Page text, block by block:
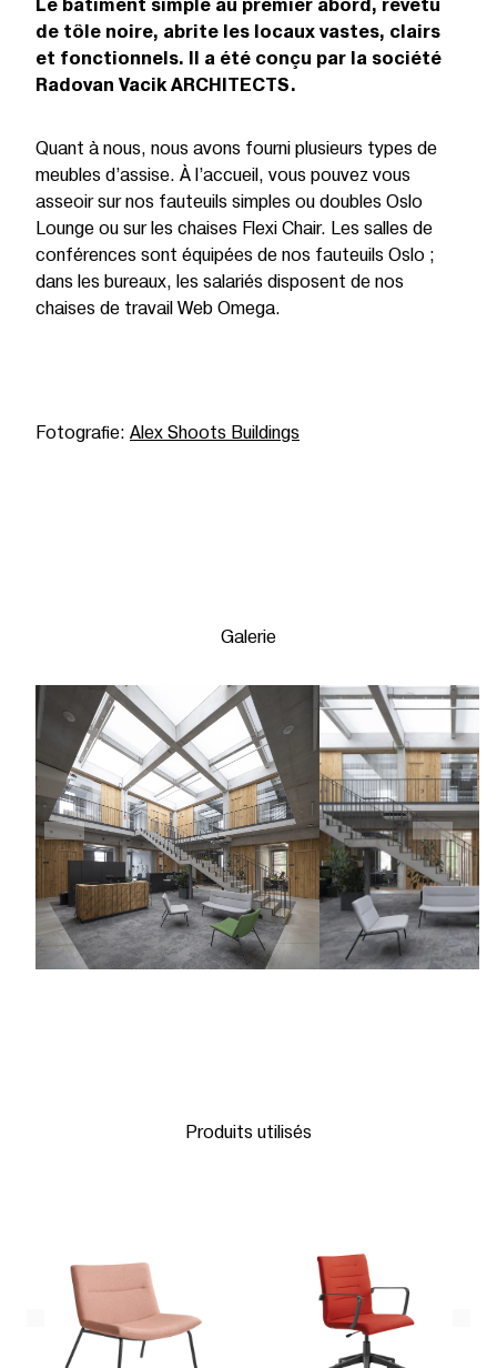
Le bâtiment simple au premier abord, revêtu
de tôle noire, abrite les locaux vastes, clairs
et fonctionnels. Il a été conçu par la société
Radovan Vacik ARCHITECTS.
Quant à nous, nous avons fourni plusieurs types de
meubles d’assise. À l’accueil, vous pouvez vous
asseoir sur nos fauteuils simples ou doubles Oslo
Lounge ou sur les chaises Flexi Chair. Les salles de
conférences sont équipées de nos fauteuils Oslo ;
dans les bureaux, les salariés disposent de nos
chaises de travail Web Omega.
Fotografie: Alex Shoots Buildings
Galerie
Produits utilisés